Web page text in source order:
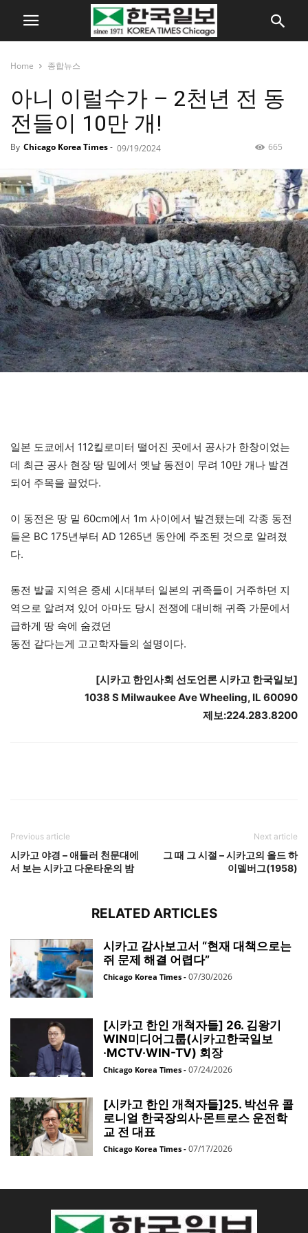
Home 종합뉴스
아니 이럴수가 – 2천년 전 동
전들이 10만 개!
By Chicago Korea Times- 09/19/2024 665
일본 도쿄에서 112킬로미터 떨어진 곳에서 공사가 한창이었는
데 최근 공사 현장 땅 밑에서 옛날 동전이 무려 10만 개나 발견
되어 주목을 끌었다.
이 동전은 땅 밑 60cm에서 1m 사이에서 발견됐는데 각종 동전
들은 BC 175년부터 AD 1265년 동안에 주조된 것으로 알려졌
다.
동전 발굴 지역은 중세 시대부터 일본의 귀족들이 거주하던 지
역으로 알려져 있어 아마도 당시 전쟁에 대비해 귀족 가문에서
급하게 땅 속에 숨겼던
동전 같다는게 고고학자들의 설명이다.
[시카고 한인사회 선도언론시카고 한국일보]
1038 S Milwaukee Ave Wheeling, IL 60090
제보:224.283.8200
Previous article
시카고 야경 – 애들러 천문대에
서 보는 시카고 다운타운의 밤
Next article
그 때 그 시절 – 시카고의 올드 하
이델버그(1958)
RELATED ARTICLES
시카고 감사보고서 “현재 대책으로는
쥐 문제 해결 어렵다”
Chicago Korea Times - 07/30/2026
[시카고 한인 개척자들] 26. 김왕기
WIN미디어그룹(시카고한국일보
·MCTV·WIN-TV) 회장
Chicago Korea Times - 07/24/2026
[시카고 한인 개척자들]25. 박선유 콜
로니얼 한국장의사·몬트로스 운전학
교 전 대표
Chicago Korea Times - 07/17/2026